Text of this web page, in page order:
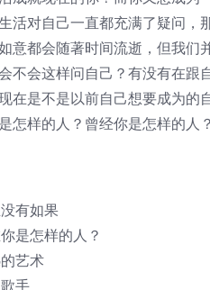
活对自己一直都充满了疑问，
意都会随著时间流逝，但我
不会这样问自己？有没有在
在是不是以前自己想要成为
怎样的人？曾经你是怎样的人
有如果
是怎样的人？
艺术
手